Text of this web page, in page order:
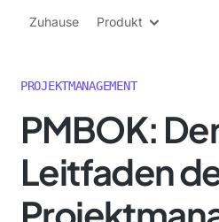
ClickUp Blog
Zuhause Produkt
PROJEKTMANAGEMENT
PMBOK:
Leitfaden